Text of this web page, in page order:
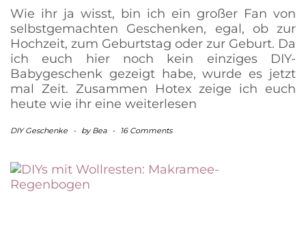
Wie ihr ja wisst, bin ich ein großer Fan von
selbstgemachten Geschenken, egal, ob zur
Hochzeit, zum Geburtstag oder zur Geburt. Da
ich euch hier noch kein einziges DIY-
Babygeschenk gezeigt habe, wurde es jetzt
mal Zeit. Zusammen Hotex zeige ich euch
heute wie ihr eine weiterlesen
DIY Geschenke - byBea - 16 Comments